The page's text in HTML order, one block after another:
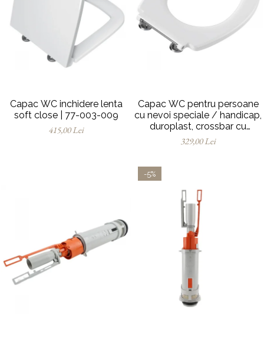
Capac WC inchidere lenta
soft close | 77-003-009
415,00 Lei
Capac WC pentru persoane
cu nevoi speciale / handicap,
duroplast, crossbar cu
balamale metalice, fixare de
sus | 128-003-006
329,00 Lei
-5%